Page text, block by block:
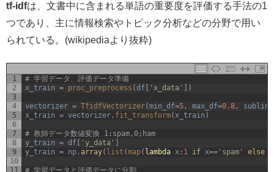
tf-idfは、文書中に含まれる単語の重要度を評価する手法の1
つであり、主に情報検索やトピック分析などの分野で用い
られている。(wikipediaより抜粋)
1
2
3
4
5
6
7
8
9
10
11
# 学習データ、評価データ準備
x_train = proc_preprocess (df [ 'x_data' ] )
vectorizer = TfidfVectorizer(min_df=5 , max_df=0.8 ,
x_train = vectorizer . fit_transform( x_train )
# 教師データ数値変換 1:spam,0;ham
y_train = df [ 'y_data' ]
y_train = np . array( list (map( lambda x : 1 if x== 'spam' else
# 学習データと評価データに分割